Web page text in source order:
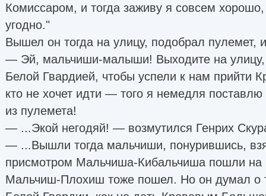
Комиссаром, и тогда заживу я совсем
угодно."
Вышел он тогда на улицу, подобрал пулемет,
— Эй, мальчиши-малыши! Выходите на улицу,
Белой Гвардией, чтобы успели к нам прийти
кто не хочет идти — того я немедля поставлю
из пулемета!
— ...Экой негодяй! — возмутился Генрих
— ...Вышли тогда мальчиши, понурившись,
присмотром Мальчиша-Кибальчиша пошли
Мальчиш-Плохиш тоже пошел. Но он думал о